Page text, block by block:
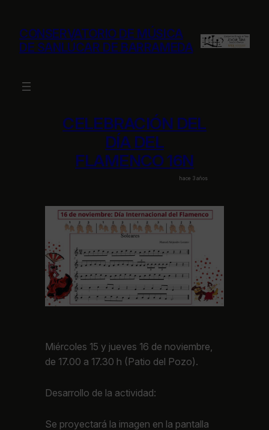
contenido
CONSERVATORIO DE MÚSICA
DE SANLÚCAR DE BARRAMEDA
CELEBRACIÓN DEL
DÍA DEL
FLAMENCO 16N
hace 3 años
Miércoles 15 y jueves 16 de noviembre,
de 17.00 a 17.30 h (Patio del Pozo).
Desarrollo de la actividad:
Se proyectará la imagen en la pantalla